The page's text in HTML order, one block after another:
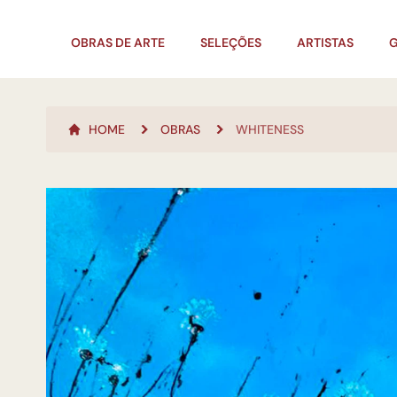
OBRAS DE ARTE SELEÇÕES ARTISTAS
HOME OBRAS WHITENESS